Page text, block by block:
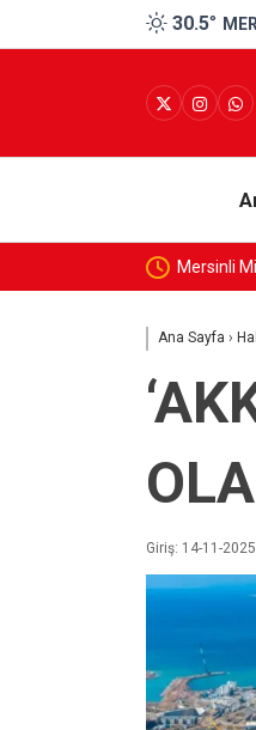
30.5°
Mersinli
Ana Sayfa ›
Giriş: 14-11-